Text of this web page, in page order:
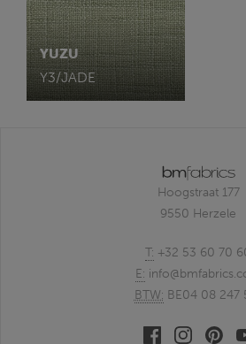
YUZU
Y3/JADE
Hoogstraat 177
9550 Herzele
T: +32 53 60 70
E:
BTW: BE04 08 247
FacebookLinkedin